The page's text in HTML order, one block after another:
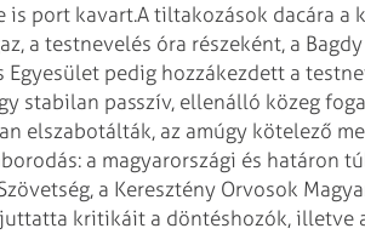
is port kavart.A tiltakozások dacára a
a testnevelés óra részeként, a
Egyesület pedig hozzákezdett a
stabilan passzív, ellenálló közeg
elszabotálták, az amúgy kötelező
a magyarországi és határon
a Keresztény Orvosok
kritikáit a döntéshozók, illetve